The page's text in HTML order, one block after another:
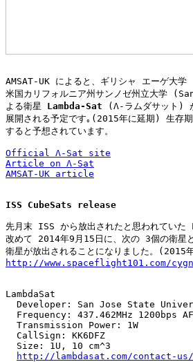
AMSAT-UK によると、ギリシャ エー
米国カリフォルニア州サンノゼ州立大
よる衛星 Lambda-Sat (Λ-ラムダサット)
展開される予定です｡(2015年に延期) 生存
すると予想されています。
Official Λ-Sat site
Article on Λ-Sat
AMSAT-UK article
ISS CubeSats release
先月末 ISS から放出されたと思われていた
改めて 2014年9月15日に、次の 3個の衛
http://www.spaceflight101.com/
LambdaSat
Developer: San Jose State
Frequency: 437.462MHz 1200bps
  Transmission Power: 1W
  CallSign: KK6DFZ
  Size: 1U, 10 cm^3
http://lambdasat.com/contact-us/